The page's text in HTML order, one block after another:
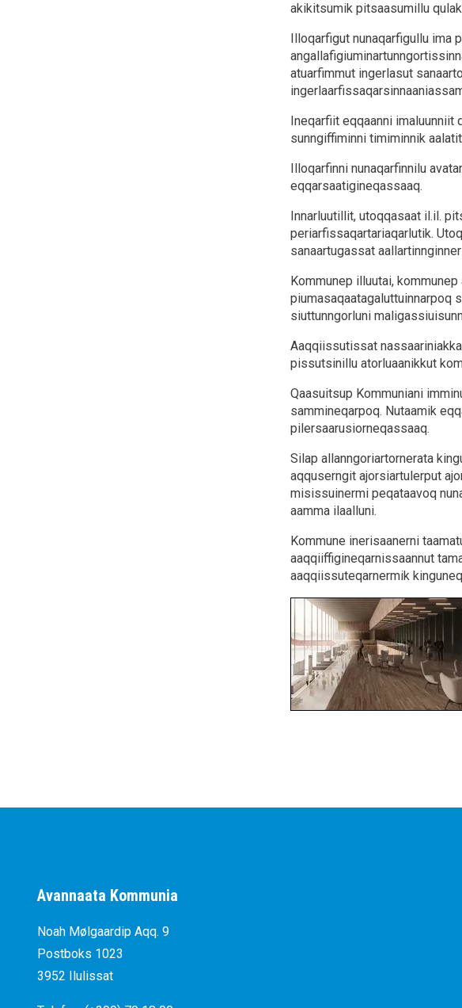
akikitsumik pitsaasumillu
Illoqarfigut nunaqarfigullu
atuarfimmut ingerlasut
Ineqarfiit eqqaanni
sunngiffiminni timiminnik
Illoqarfinni nunaqarfinnilu
eqqarsaatigineqassaaq.
Innarluutillit, utoqqasaat il.il.
periarfissaqartariaqarlutik.
sanaartugassat
Kommunep illuutai,
piumasaqaatagaluttuinnarpoq
siuttunngorluni
Aaqqiissutissat
pissutsinillu atorluaanikkut
Qaasuitsup Kommuniani
sammineqarpoq. Nutaamik
pilersaarusiorneqassaaq.
Silap allanngoriartornerata
aqquserngit ajorsiartulerput
misissuinermi peqataavoq
aamma ilaalluni.
Kommune inerisaanerni
aaqqiiffigineqarnissaannut
aaqqiissuteqarnermik
Avannaata Kommunia
Noah Mølgaardip Aqq. 9
Postboks 1023
3952 Ilulissat